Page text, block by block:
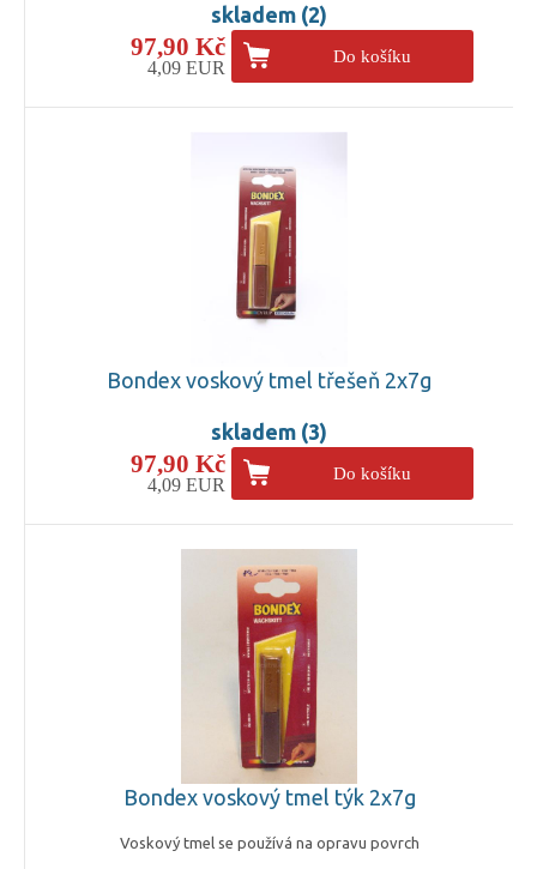
skladem (2)
97,90 Kč
4,09 EUR
Do košíku
Bondex voskový tmel třešeň 2x7g
skladem (3)
97,90 Kč
4,09 EUR
Do košíku
Bondex voskový tmel týk 2x7g
Voskový tmel se používá na opravu povrch